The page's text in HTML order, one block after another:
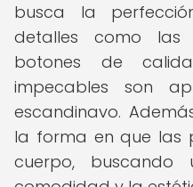
busca la
detalles como las
botones de
impecables son
escandinavo.
la forma en que las
cuerpo, buscando